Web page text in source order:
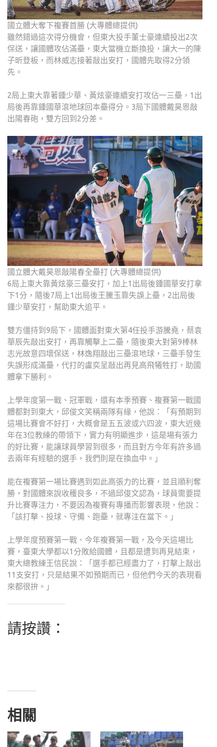
國立體大奪下複賽首勝 (大專體總提供)
雖然錯過這次得分機會，但東大投手董士豪連續投出2次
保送，讓國體攻佔滿壘，東大當機立斷換投，讓大一的陳
子昕登板，而林威志接著敲出安打，國體先取得2分領
先。
2局上東大靠著鍾少華、黃炫豪連續安打攻佔一三壘，1出
局後再靠鍾國華滾地球回本壘得分。3局下國體戴昊恩敲
出陽春砲，雙方回到2分差。
國立體大戴昊恩敲陽春全壘打 (大專體總提供)
6局上東大靠黃炫豪三壘安打，加上1出局後鍾國華安打拿
下1分，隨後7局上1出局後王騰玉靠失誤上壘，2出局後
鍾少華安打，幫助東大追平。
雙方僵持到9局下，國體面對東大第4任投手游騰堯，蔡袁
華辰先敲出安打，再靠觸擊上二壘，隨後東大對第9棒林
志光故意四壞保送，林逸翔敲出三壘滾地球，三壘手發生
失誤形成滿壘，代打的盧奕呈敲出再見高飛犧牲打，助國
體拿下勝利。
上學年度第一戰、冠軍戰，還有本季預賽、複賽第一戰國
體都對到東大，邱俊文笑稱兩隊有緣，他說：「有預期到
這場比賽會不好打，大概會是五五波或六四波，東大近幾
年在3位教練的帶領下，實力有明顯進步，這是場有張力
的好比賽，能讓球員學習到很多，而且對方今年有許多過
去兩年有經驗的選手，我們則是在換血中。」
能在複賽第一場比賽遇到如此高張力的比賽，並且順利奪
勝，對國體來說收穫良多，不過邱俊文認為，球員需要提
升比賽專注力，不要因為複賽有專播而影響表現，他說：
「該打擊、投球、守備、跑壘，就專注在當下。」
上學年度預賽第一戰、今年複賽第一戰，及今天這場比
賽，臺東大學都以1分敗給國體，且都是遭到再見結束，
東大總教練王信民說：「選手都已經盡力了，打擊上敲出
11支安打，只是結果不如預期而已，但他們今天的表現看
來都很拚。」
請按讚：
相關